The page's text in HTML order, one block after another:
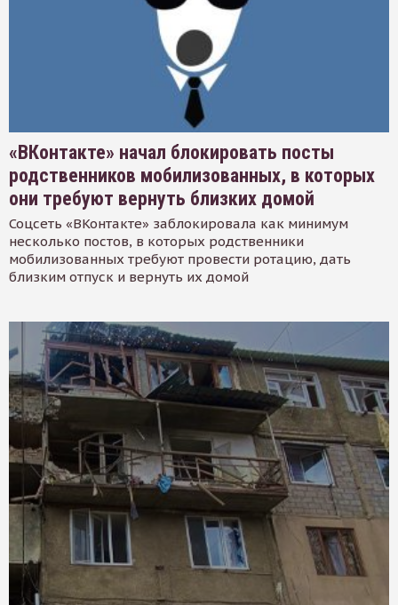
«ВКонтакте» начал блокировать посты
родственников мобилизованных, в которых
они требуют вернуть близких домой
Соцсеть «ВКонтакте» заблокировала как минимум
несколько постов, в которых родственники
мобилизованных требуют провести ротацию, дать
близким отпуск и вернуть их домой